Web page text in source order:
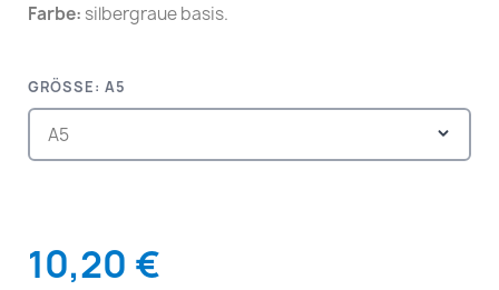
Farbe: silbergraue basis.
GRÖSSE: A5
10,20 €